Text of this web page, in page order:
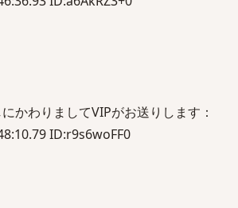
かわりましてVIPがお送りします：
ID:r9s6woFF0